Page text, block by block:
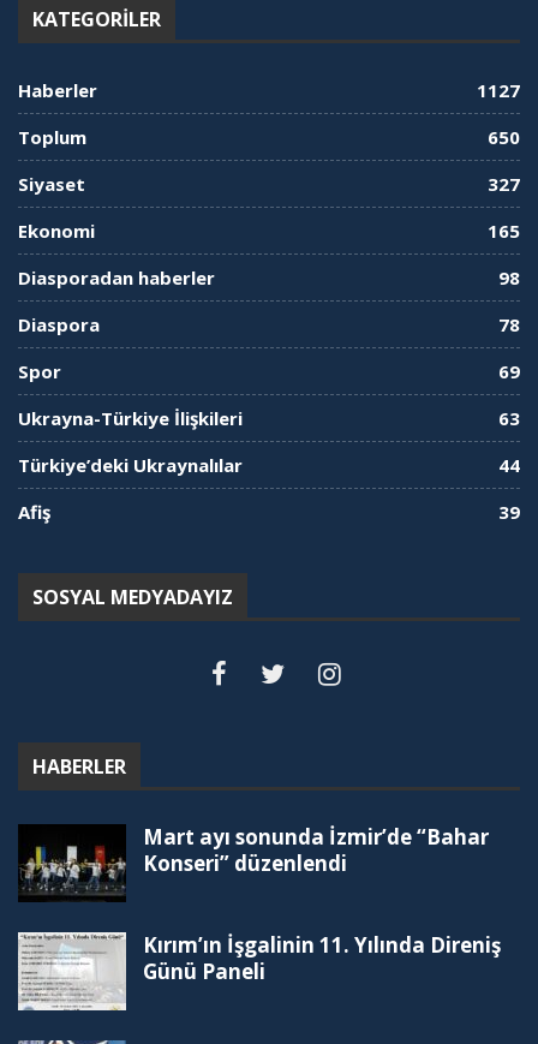
KATEGORILER
Haberler
1127
Toplum
650
Siyaset
327
Ekonomi
165
Diasporadan haberler
98
Diaspora
78
Spor
69
Ukrayna-Türkiye İlişkileri
63
Türkiye’deki Ukraynalılar
44
Afiş
39
SOSYAL MEDYADAYIZ
HABERLER
Mart ayı sonunda İzmir’de “Bahar
Konseri” düzenlendi
Kırım’ın İşgalinin 11. Yılında Direniş
Günü Paneli